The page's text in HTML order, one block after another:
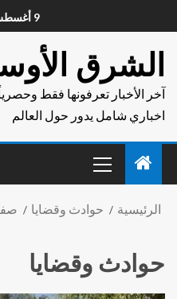
9 أغسطس، 2026
الشرق
آخر الأخبار تعرفونها فقط
اخباري شامل يدور حول العالم
الرئيسية حوادث وقضايا
حوادث وقضايا